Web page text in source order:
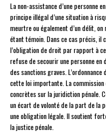
La non-assistance d’une personne
principe illégal d’une situation à
meurtre ou également d’un délit,
étant témoin. Dans ce cas précis, il
l’obligation de droit par rapport à
refuse de secourir une personne
des sanctions graves.
cette loi importante. La
concrètes sur la juridiction pénale.
un écart de volonté de la part de la
une obligation légale. Il soutient
la justice pénale.